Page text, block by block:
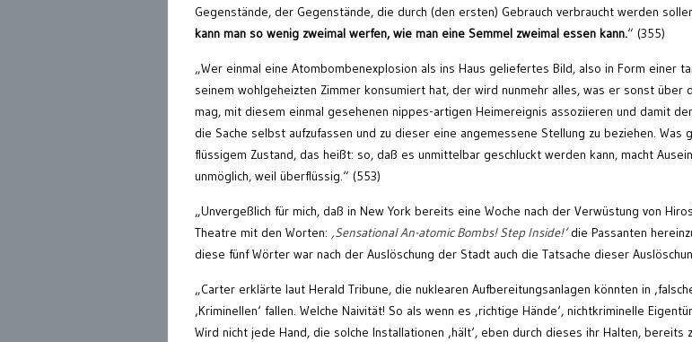
Gegenstände, der Gegenstände, die durch (den ersten) Gebrauch verbraucht werden
kann man so wenig zweimal werfen, wie man eine Semmel zweimal essen kann.“ (355)
„Wer einmal eine Atombombenexplosion als ins Haus geliefertes Bild, also in Form einer
seinem wohlgeheizten Zimmer konsumiert hat, der wird nunmehr alles, was er sonst über
mag, mit diesem einmal gesehenen nippes-artigen Heimereignis assoziieren und damit
die Sache selbst aufzufassen und zu dieser eine angemessene Stellung zu beziehen. Was
flüssigem Zustand, das heißt: so, daß es unmittelbar geschluckt werden kann, macht
unmöglich, weil überflüssig.“ (553)
„Unvergeßlich für mich, daß in New York bereits eine Woche nach der Verwüstung von
Theatre mit den Worten: ‚Sensational An-atomic Bombs! Step Inside!‘die Passanten
diese fünf Wörter war nach der Auslöschung der Stadt auch die Tatsache dieser
„Carter erklärte laut Herald Tribune, die nuklearen Aufbereitungsanlagen könnten in
‚Kriminellen‘ fallen. Welche Naivität! So als wenn es ‚richtige Hände‘, nichtkriminelle
Wird nicht jede Hand, die solche Installationen ‚hält‘, eben durch dieses ihr Halten, bereits